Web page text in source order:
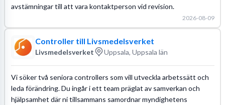
avstämningar till att vara kontaktperson vid revision.
2026-08-09
Controller till Livsmedelsverket
Livsmedelsverket Uppsala, Uppsala län
Vi söker två seniora controllers som vill utveckla arbetssätt och
leda förändring. Du ingår i ett team präglat av samverkan och
hjälpsamhet där ni tillsammans samordnar myndighetens